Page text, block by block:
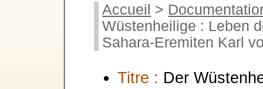
Accueil >
Wüstenheilige : Leben
Sahara-Eremiten Karl
Titre : Der